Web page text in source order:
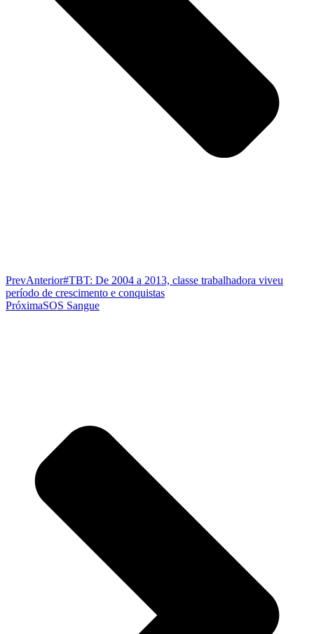
PrevAnterior#TBT: De 2004 a 2013, classe trabalhadora viveu
período de crescimento e conquistas
PróximaSOS Sangue